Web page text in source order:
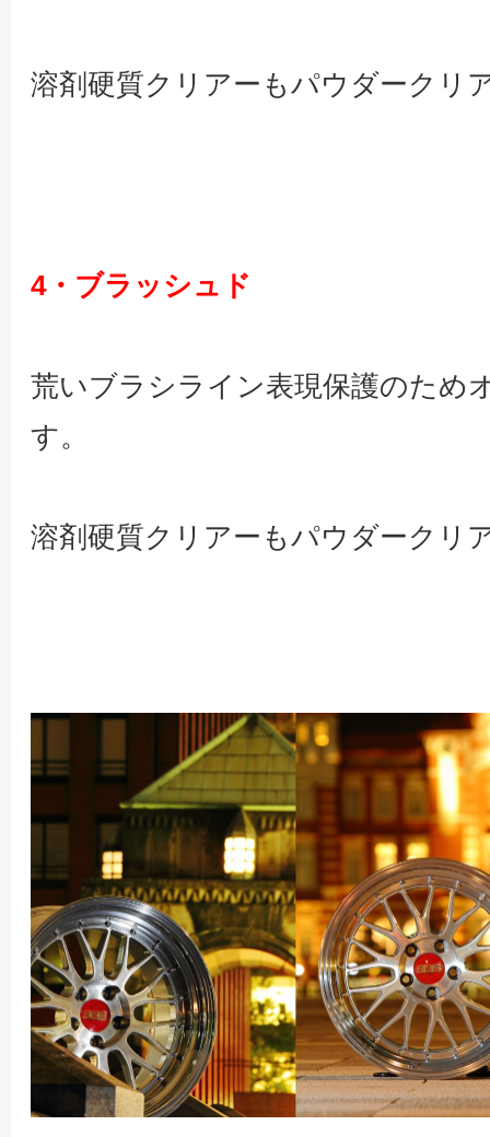
溶剤硬質クリアーもパウダークリ
4・ブラッシュド
荒いブラシライン表現保護のため
す。
溶剤硬質クリアーもパウダークリ